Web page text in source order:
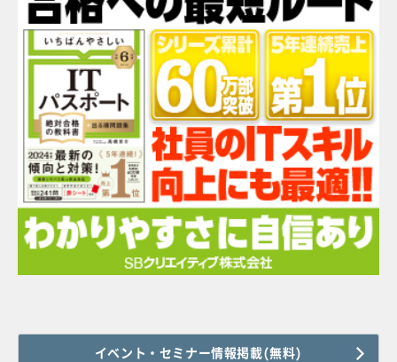
イベント・セミナー情報掲載(無料)